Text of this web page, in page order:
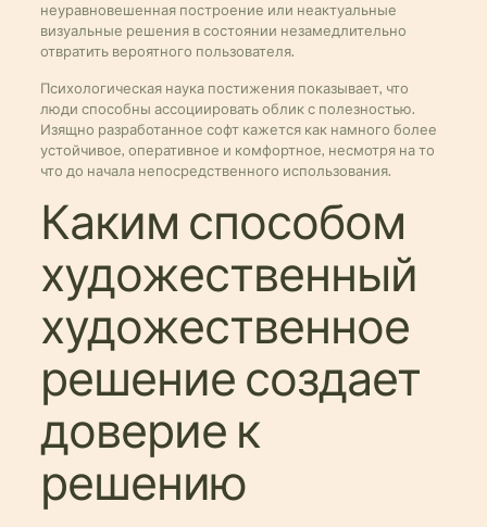
неуравновешенная построение или неактуальные
визуальные решения в состоянии незамедлительно
отвратить вероятного пользователя.
Психологическая наука постижения показывает, что
люди способны ассоциировать облик с полезностью.
Изящно разработанное софт кажется как намного более
устойчивое, оперативное и комфортное, несмотря на то
что до начала непосредственного использования.
Каким способом
художественный
художественное
решение создает
доверие к
решению